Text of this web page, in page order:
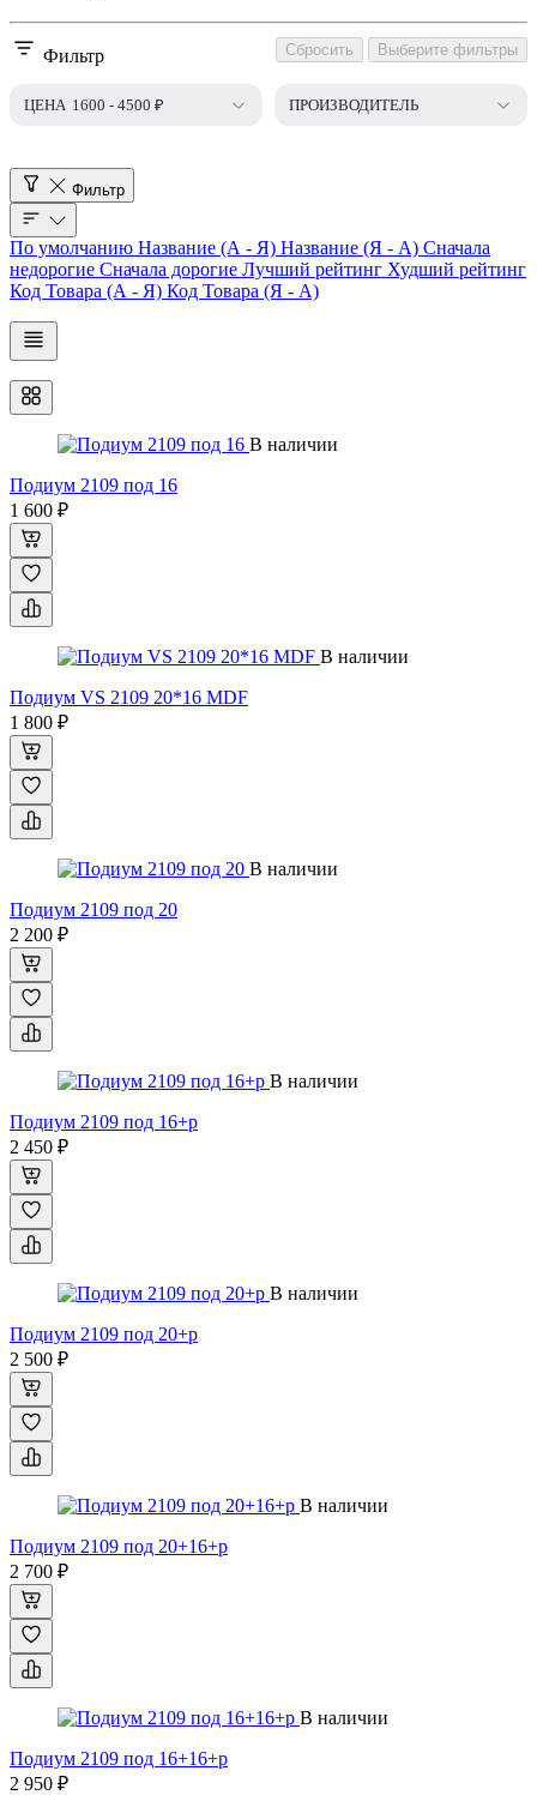
Фильтр Сбросить Выберите фильтры
1600 - 4500 ₽
ЦЕНА ПРОИЗВОДИТЕЛЬ
Фильтр
По умолчанию Название (А - Я) Название (Я - А) Сначала
недорогие Сначала дорогие Лучший рейтинг Худший рейтинг
Код Товара (А - Я) Код Товара (Я - А)
В наличии
Подиум 2109 под 16
1 600 ₽
В наличии
Подиум VS 2109 20*16 MDF
1 800 ₽
В наличии
Подиум 2109 под 20
2 200 ₽
В наличии
Подиум 2109 под 16+р
2 450 ₽
В наличии
Подиум 2109 под 20+р
2 500 ₽
В наличии
Подиум 2109 под 20+16+р
2 700 ₽
В наличии
Подиум 2109 под 16+16+р
2 950 ₽